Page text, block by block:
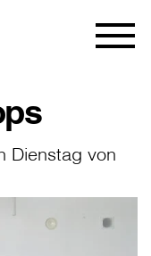
Dienstag von